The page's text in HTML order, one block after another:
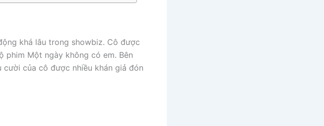
khá lâu trong showbiz. Cô được
phim Một ngày không có em. Bên
của cô được nhiều khán giả đón